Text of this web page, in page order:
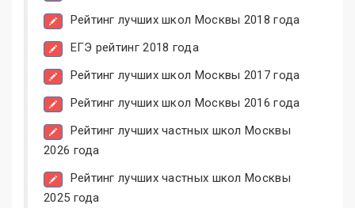
Рейтинг лучших школ Москвы 2018 года
ЕГЭ рейтинг 2018 года
Рейтинг лучших школ Москвы 2017 года
Рейтинг лучших школ Москвы 2016 года
Рейтинг лучших частных школ Москвы
2026 года
Рейтинг лучших частных школ Москвы
2025 года